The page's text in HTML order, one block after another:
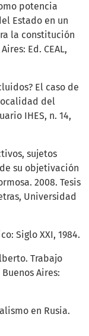
potencia
Estado en un
la constitución
Ed. CEAL,
El caso de
del
IHES, n. 14,
sujetos
su objetivación
2008. Tesis
Universidad
Siglo XXI, 1984.
Trabajo
Aires:
en Rusia.